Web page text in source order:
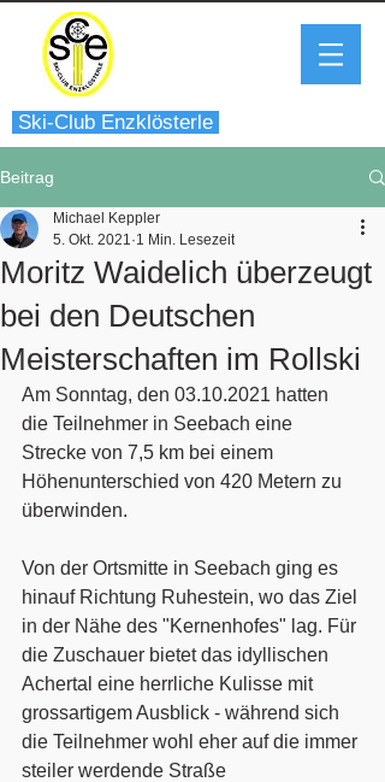
Ski-Club Enzklösterle
Beitrag
Moritz Waidelich überzeugt
bei den Deutschen
Meisterschaften im Rollski
Michael Keppler
5. Okt. 2021 1 Min. Lesezeit
Am Sonntag, den 03.10.2021 hatten
die Teilnehmer in Seebach eine
Strecke von 7,5 km bei einem
Höhenunterschied von 420 Metern zu
überwinden.
Von der Ortsmitte in Seebach ging es
hinauf Richtung Ruhestein, wo das Ziel
in der Nähe des "Kernenhofes" lag. Für
die Zuschauer bietet das idyllischen
Achertal eine herrliche Kulisse mit
grossartigem Ausblick - während sich
die Teilnehmer wohl eher auf die immer
steiler werdende Straße